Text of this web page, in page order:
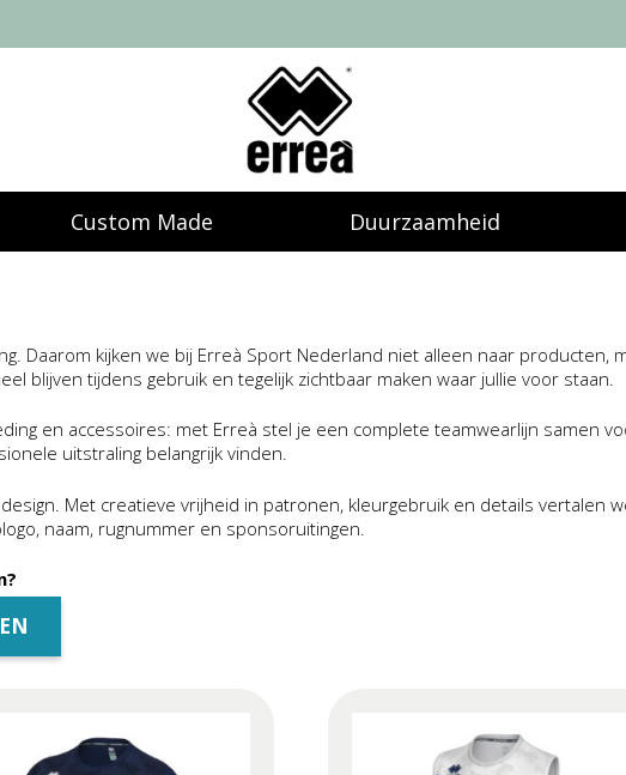
Custom Made Duurzaamheid
Daarom kijken we bij Erreà Sport Nederland niet alleen naar producten,
blijven tijdens gebruik en tegelijk zichtbaar maken waar jullie voor staan.
en accessoires: met Erreà stel je een complete teamwearlijn samen
uitstraling belangrijk vinden.
Met creatieve vrijheid in patronen, kleurgebruik en details vertalen
naam, rugnummer en sponsoruitingen.